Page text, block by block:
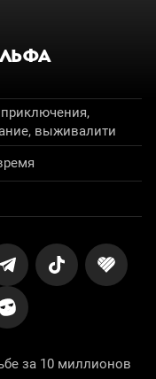
выживалити
за 10 миллионов